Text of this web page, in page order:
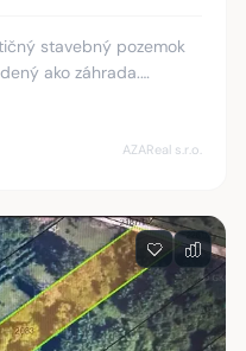
stavebný pozemok
ako záhrada.
je 11 m. Dĺžka 98 a 90
AZAReal s.r.o.